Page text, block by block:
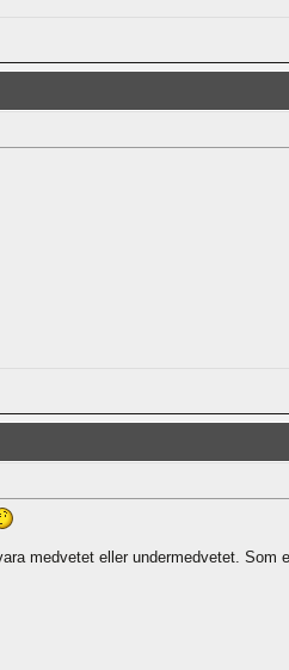
medvetet eller undermedvetet. Som